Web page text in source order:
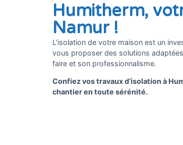
Humitherm,
Namur !
L’isolation de votre maison est un
vous proposer des solutions
faire et son professionnalisme.
Confiez vos travaux d’isolation à
chantier en toute sérénité.